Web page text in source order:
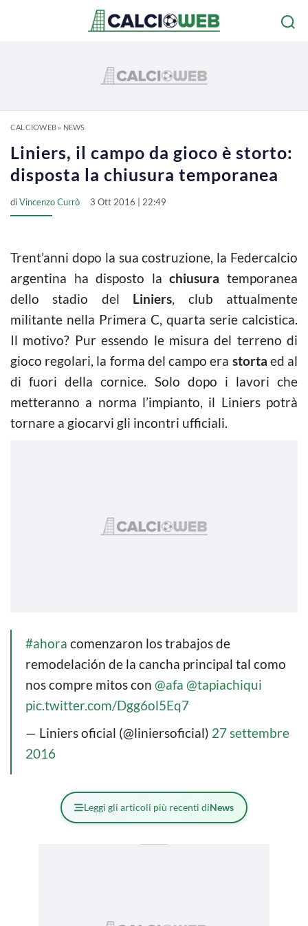
CALCIOWEB» NEWS
Liniers, il campo da gioco è storto:
disposta la chiusura temporanea
diVincenzo Currò 3 Ott 2016 | 22:49
Trent’anni dopo la sua costruzione, la Federcalcio
argentina ha disposto lachiusura temporanea
dello stadio del Liniers, club attualmente
militante nella Primera C, quarta serie calcistica.
Il motivo? Pur essendo le misura del terreno di
gioco regolari, la forma del campo era storta ed al
di fuori della cornice. Solo dopo i lavori che
metteranno a norma l’impianto, il Liniers potrà
tornare a giocarvi gli incontri ufficiali.
#ahora comenzaron los trabajos de
remodelación de la cancha principal tal como
nos compre mitos con @afa @tapiachiqui
pic.twitter.com/Dgg6ol5Eq7
— Liniers oficial (@liniersoficial) 27 settembre
2016
Leggi gli articoli più recenti diNews